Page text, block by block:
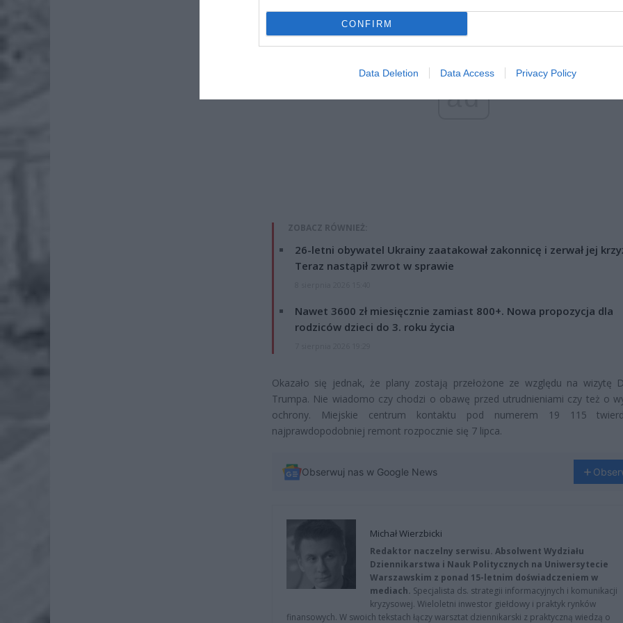
CONFIRM
Data Deletion Data Access Privacy Policy
ad
ZOBACZ RÓWNIEŻ:
26-letni obywatel Ukrainy zaatakował zakonnicę i zerwał jej
Teraz nastąpił zwrot w sprawie
Nawet 3600 zł miesięcznie zamiast 800+. Nowa propozycja dla
rodziców dzieci do 3. roku życia
Okazało się jednak, że plany zostają przełożone ze względu na wizytę
Trumpa. Nie wiadomo czy chodzi o obawę przed utrudnieniami czy też o
ochrony. Miejskie centrum kontaktu pod numerem 19 115
najprawdopodobniej remont rozpocznie się 7 lipca.
Obserwuj nas w Google News
Michał Wierzbicki
Redaktor naczelny serwisu. Absolwent Wydziału
Dziennikarstwa i Nauk Politycznych na Uniwersytecie
Warszawskim z ponad 15-letnim doświadczeniem w
mediach. Specjalista ds. strategii informacyjnych i komunikacji
kryzysowej. Wieloletni inwestor giełdowy i praktyk rynków
finansowych. W swoich tekstach łączy warsztat dziennikarski z praktyczną wiedzą o